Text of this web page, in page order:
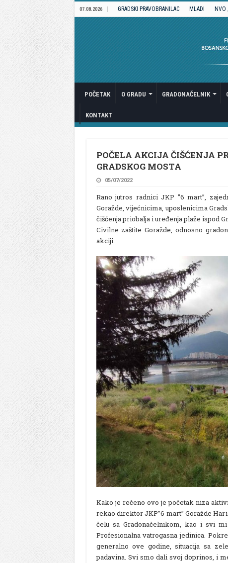
07.08.2026 GRADSKI PRAVOBRANILAC MLADI NVO
POČETAK O GRADU GRADONAČELNIK
KONTAKT
POČELA AKCIJA ČIŠĆENJA
GRADSKOG MOSTA
05/07/2022
Rano jutros radnici JKP ”6 mart”,
Goražde, vijećnicima, uposlenicima
čišćenja priobalja i uređenja plaže ispod
Civilne zaštite Goražde, odnosno
akciji.
Kako je rečeno ovo je početak niza
rekao direktor JKP”6 mart” Goražde
čelu sa Gradonačelnikom, kao i svi
Profesionalna vatrogasna jedinica.
generalno ove godine, situacija sa
padavina. Svi smo dali svoj doprinos, i